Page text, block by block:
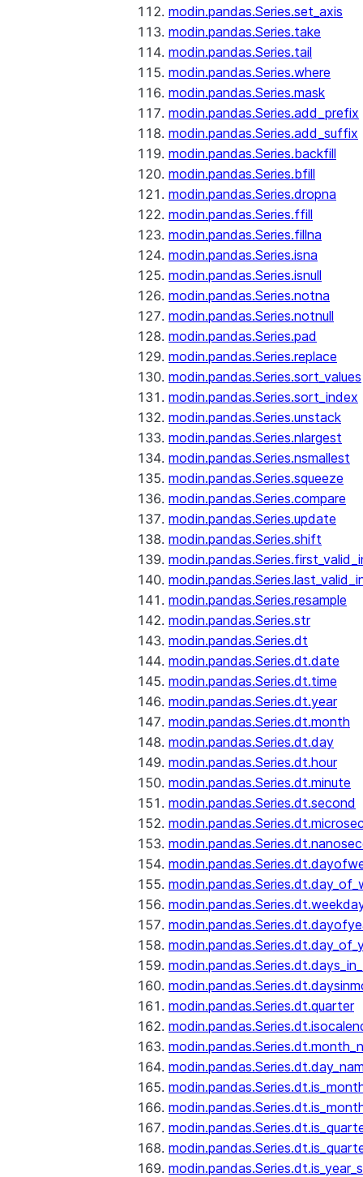
modin.pandas.Series.set_axis
modin.pandas.Series.take
modin.pandas.Series.tail
modin.pandas.Series.where
modin.pandas.Series.mask
modin.pandas.Series.add_prefix
modin.pandas.Series.add_suffix
modin.pandas.Series.backfill
modin.pandas.Series.bfill
modin.pandas.Series.dropna
modin.pandas.Series.ffill
modin.pandas.Series.fillna
modin.pandas.Series.isna
modin.pandas.Series.isnull
modin.pandas.Series.notna
modin.pandas.Series.notnull
modin.pandas.Series.pad
modin.pandas.Series.replace
modin.pandas.Series.sort_values
modin.pandas.Series.sort_index
modin.pandas.Series.unstack
modin.pandas.Series.nlargest
modin.pandas.Series.nsmallest
modin.pandas.Series.squeeze
modin.pandas.Series.compare
modin.pandas.Series.update
modin.pandas.Series.shift
modin.pandas.Series.resample
modin.pandas.Series.str
modin.pandas.Series.dt
modin.pandas.Series.dt.date
modin.pandas.Series.dt.time
modin.pandas.Series.dt.year
modin.pandas.Series.dt.month
modin.pandas.Series.dt.day
modin.pandas.Series.dt.hour
modin.pandas.Series.dt.minute
modin.pandas.Series.dt.second
modin.pandas.Series.dt.quarter